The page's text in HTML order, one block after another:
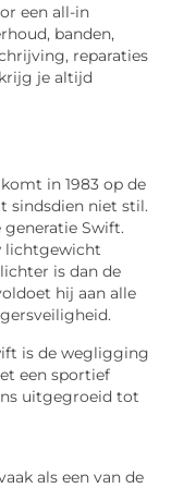
een all-in
banden,
reparaties
je altijd
in 1983 op de
sindsdien niet stil.
generatie Swift.
lichtgewicht
is dan de
hij aan alle
is de wegligging
een sportief
uitgegroeid tot
als een van de